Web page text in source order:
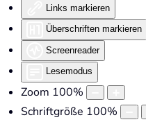
Links markieren
Überschriften markieren
Screenreader
Lesemodus
Zoom 100%
Schriftgröße 100%